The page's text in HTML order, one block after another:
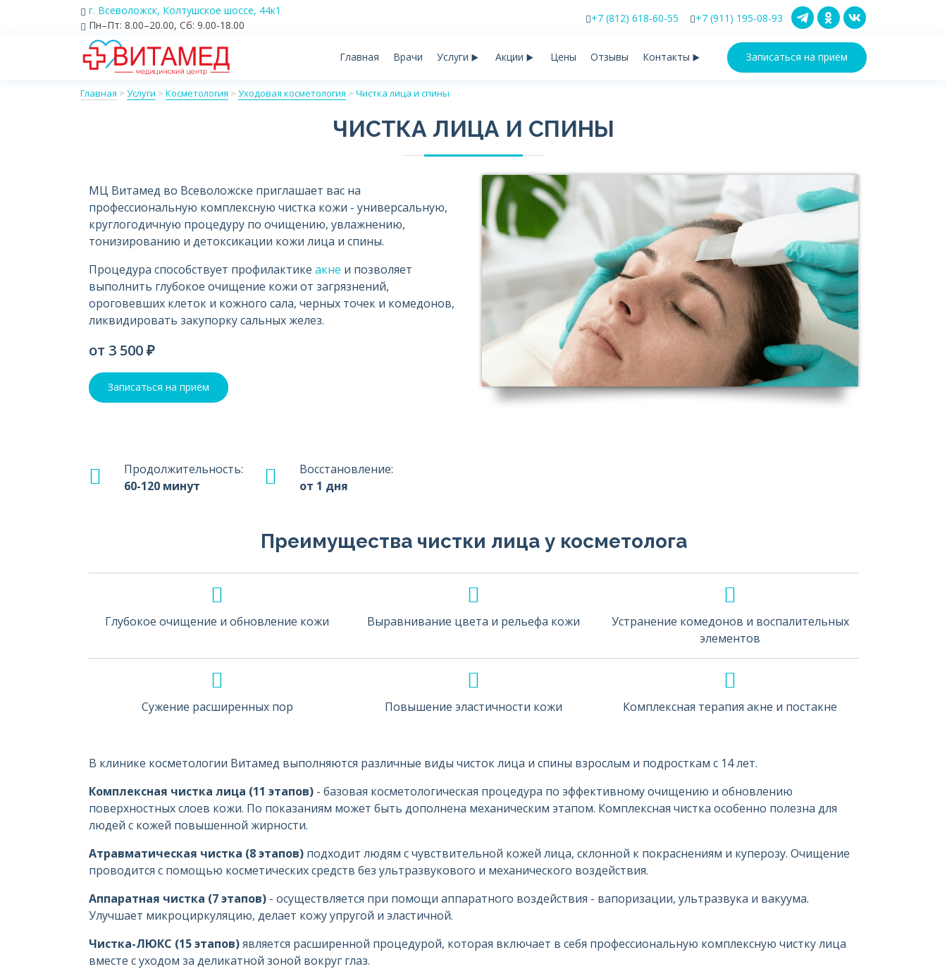
г. Всеволожск, Колтушское шоссе, 44к1
Пн–Пт: 8.00–20.00, Сб: 9.00-18.00
+7 (812) 618-60-55 +7 (911) 195-08-93
Главная Врачи Услуги Акции Цены Отзывы Контакты Записаться на приём
Главная > Услуги > Косметология > Уходовая косметология > Чистка лица и спины
ЧИСТКА ЛИЦА И СПИНЫ
МЦ Витамед во Всеволожске приглашает вас на
профессиональную комплексную чистка кожи - универсальную,
круглогодичную процедуру по очищению, увлажнению,
тонизированию и детоксикации кожи лица и спины.
Процедура способствует профилактике акне и позволяет
выполнить глубокое очищение кожи от загрязнений,
ороговевших клеток и кожного сала, черных точек и комедонов,
ликвидировать закупорку сальных желез.
от 3 500 ₽
Записаться на приём
Продолжительность:
60-120 минут
Восстановление:
от 1 дня
Преимущества чистки лица у косметолога
Глубокое очищение и обновление кожи Выравнивание цвета и рельефа кожи
Устранение комедонов и воспалительных
элементов
Сужение расширенных пор Повышение эластичности кожи Комплексная терапия акне и постакне
В клинике косметологии Витамед выполняются различные виды чисток лица и спины взрослым и подросткам с 14 лет.
Комплексная чистка лица (11 этапов) - базовая косметологическая процедура по эффективному очищению и обновлению
поверхностных слоев кожи. По показаниям может быть дополнена механическим этапом. Комплексная чистка особенно полезна для
людей с кожей повышенной жирности.
Атравматическая чистка (8 этапов) подходит людям с чувствительной кожей лица, склонной к покраснениям и куперозу. Очищение
проводится с помощью косметических средств без ультразвукового и механического воздействия.
Аппаратная чистка (7 этапов) - осуществляется при помощи аппаратного воздействия - вапоризации, ультразвука и вакуума.
Улучшает микроциркуляцию, делает кожу упругой и эластичной.
Чистка-ЛЮКС (15 этапов)является расширенной процедурой, которая включает в себя профессиональную комплексную чистку лица
вместе с уходом за деликатной зоной вокруг глаз.